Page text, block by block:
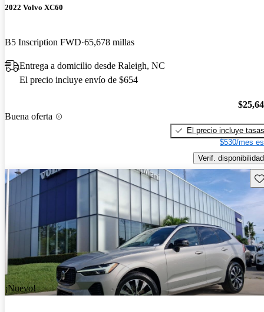
2022 Volvo XC60
B5 Inscription FWD 65,678 millas
Entrega a domicilio desde Raleigh, NC
El precio incluye envío de $654
Buena oferta
El precio incluye tasas
$530/mes
Verif. disponibilidad
¡Nuevo!